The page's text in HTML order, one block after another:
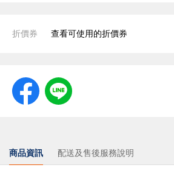
折價券 查看可使用的折價券
商品資訊 配送及售後服務說明